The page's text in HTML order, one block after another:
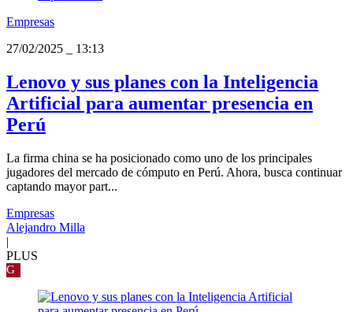
Empresas
27/02/2025
13:13
Lenovo y sus planes con la Inteligencia
Artificial para aumentar presencia en
Perú
La firma china se ha posicionado como uno de los principales
jugadores del mercado de cómputo en Perú. Ahora, busca continuar
captando mayor part...
Empresas
Alejandro Milla
|
PLUS
G